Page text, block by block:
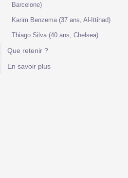
Barcelone)
Karim Benzema (37 ans, Al-Ittihad)
Thiago Silva (40 ans, Chelsea)
Que retenir ?
En savoir plus